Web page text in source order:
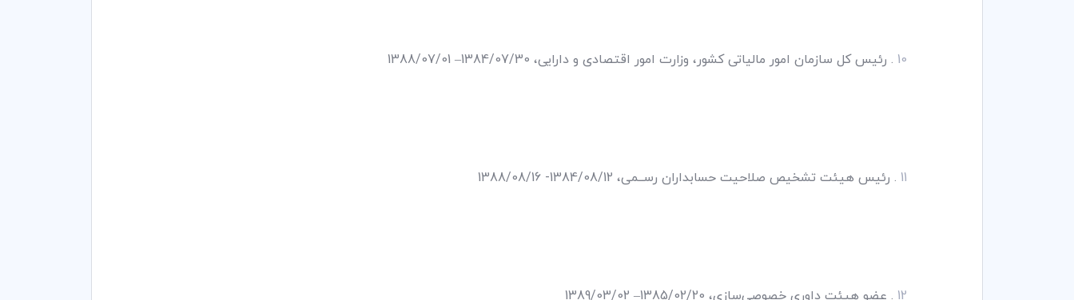
10 . رئیس کل سازمان امور مالیاتی کشور، وزارت امور اقتصادی و دارایی، 1384/07/30– 1388/07/01
11 . رئیس هیئت تشخیص صلاحیت حسابداران رســمی، 1384/08/12- 1388/08/16
12 . عضو هیئت داوری خصوصی‌سازی، 1385/02/20– 1389/03/02